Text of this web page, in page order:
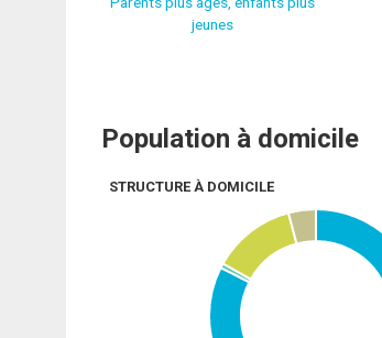
jeunes
Population à domicile
STRUCTURE À DOMICILE